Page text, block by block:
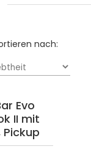
nach:
Evo
II mit
Pickup